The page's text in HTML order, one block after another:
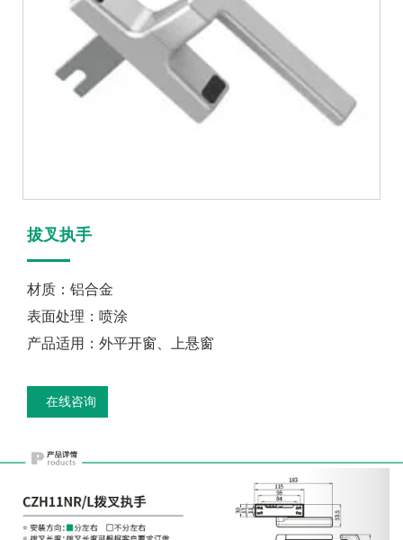
拔叉执手
材质：铝合金
表面处理：喷涂
产品适用：外平开窗、上悬窗
在线咨询